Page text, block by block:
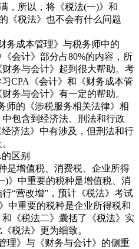
，所以，将《税法(一)》和
《税法》也不会有什么问题
成本管理》与税务师中的
会计》部分占80%的内容，所
务与会计》起到很大帮助。考
CPA《会计》和《财务成本管
务与会计》有一定的帮助。
的《涉税服务相关法律》相
包含到经济法、刑法和行政
济法》中有涉及，但刑法和行
区别
增值税、消费税、企业所得
)》中重要的税种是增值税、消
“营改增”，预计《税法》考试
中重要的税种是企业所得税和
《税法二》囊括了《税法》实
税法》更为细致。
》与《财务与会计》的侧重